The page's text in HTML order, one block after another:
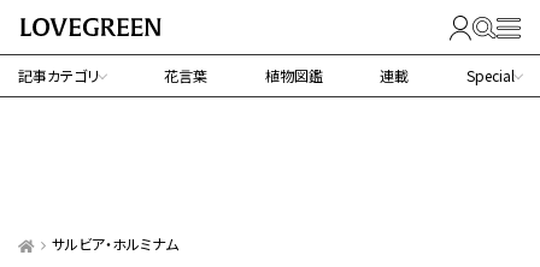
記事カテゴリ 花言葉 植物図鑑 連載 Special
サルビア・ホルミナム